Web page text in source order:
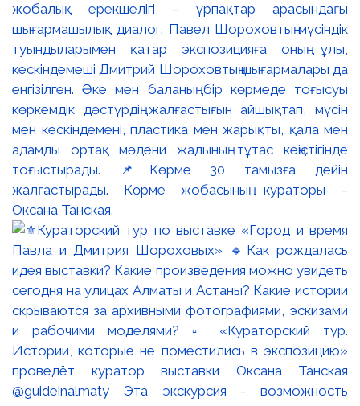
жобалық ерекшелігі – ұрпақтар арасындағы
шығармашылық диалог. Павел Шороховтың мүсіндік
туындыларымен қатар экспозицияға оның ұлы,
кескіндемеші Дмитрий Шороховтың шығармалары да
енгізілген. Әке мен баланың бір көрмеде тоғысуы
көркемдік дәстүрдің жалғастығын айшықтап, мүсін
мен кескіндемені, пластика мен жарықты, қала мен
адамды ортақ мәдени жадының тұтас кеңістігінде
тоғыстырады. 📌Көрме 30 тамызға дейін
жалғастырады. Көрме жобасының кураторы –
Оксана Танская.